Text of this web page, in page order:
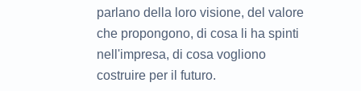
parlano della loro visione, del valore
che propongono, di cosa li ha spinti
nell'impresa, di cosa vogliono
costruire per il futuro.